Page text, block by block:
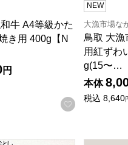
牛 A4等級かた
き用 400g【N
円
お気に入り
NEW
大漁市場な
鳥取 大漁
用紅ずわ
g(15〜…
本体
税込 8,640